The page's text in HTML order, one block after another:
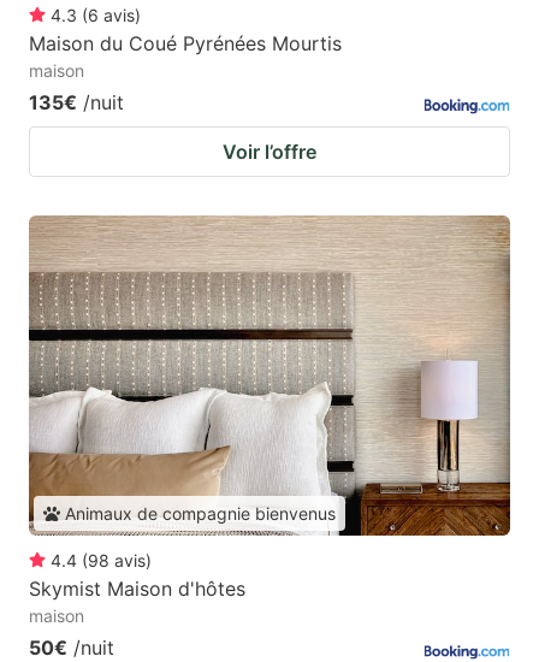
4.3 (6 avis)
Maison du Coué Pyrénées Mourtis
maison
135€ /nuit
Voir l’offre
Animaux de compagnie bienvenus
4.4 (98 avis)
Skymist Maison d'hôtes
maison
50€ /nuit